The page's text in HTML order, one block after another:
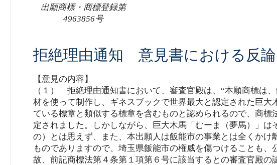
出願商標・商標登録第
4963856号
拒絶理由通知 意見書における反論
【意見の内容】
（１） 拒絶理由通知書において、審査官殿は、“本願商標は
材を使って制作し、ギネスブックで世界最大と認定された巨
ている標章と類似する標章を含むものと認められるので、商
定されました。しかしながら、巨大木馬「むーま（夢馬）」
の）とは思えず、また、本出願人は飯能市の事業とは全くかけ
ものでありますので、埼玉県飯能市の権威を傷つけることも
故、前記商標法第４条第１項第６号に該当するとの審査官殿